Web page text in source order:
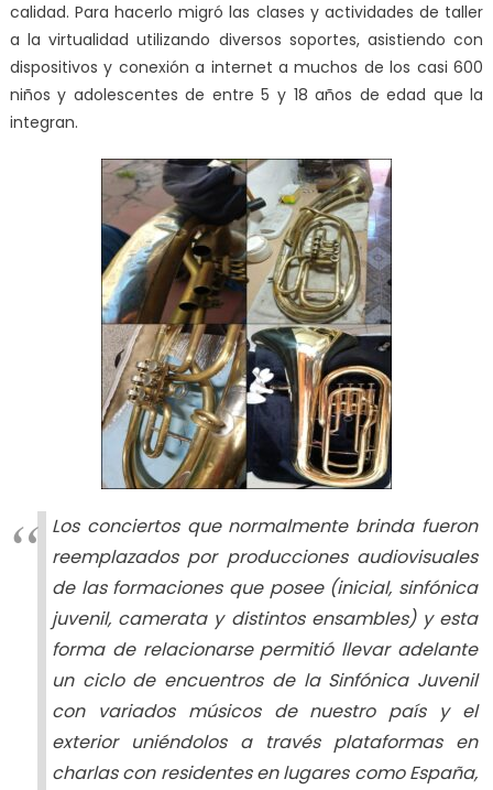
calidad. Para hacerlo migró las clases y actividades de taller
a la virtualidad utilizando diversos soportes, asistiendo con
dispositivos y conexión a internet a muchos de los casi 600
niños y adolescentes de entre 5 y 18 años de edad que la
integran.
Los conciertos que normalmente brinda fueron
reemplazados por producciones audiovisuales
de las formaciones que posee (inicial, sinfónica
juvenil, camerata y distintos ensambles) y esta
forma de relacionarse permitió llevar adelante
un ciclo de encuentros de la Sinfónica Juvenil
con variados músicos de nuestro país y el
exterior uniéndolos a través plataformas en
charlas con residentes en lugares como España,